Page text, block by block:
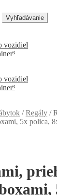
Vyhľadávanie
vozidiel
vozidiel
/Regály /
5x polica,